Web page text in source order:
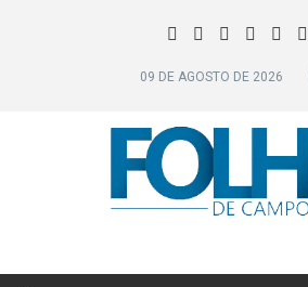
09 DE AGOSTO DE 2026